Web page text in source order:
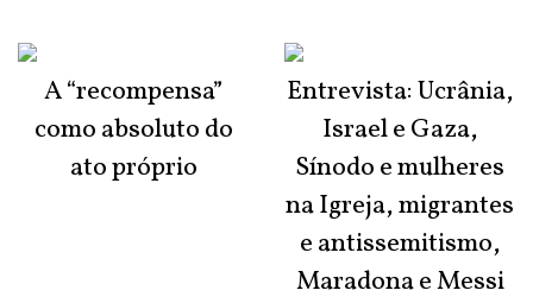
A “recompensa”
como absoluto do
ato próprio
Entrevista: Ucrânia,
Israel e Gaza,
Sínodo e mulheres
na Igreja, migrantes
e antissemitismo,
Maradona e Messi